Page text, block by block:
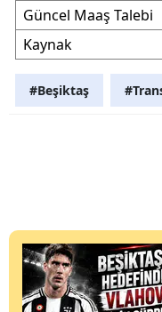
Güncel Maaş Talebi
Kaynak
#Beşiktaş